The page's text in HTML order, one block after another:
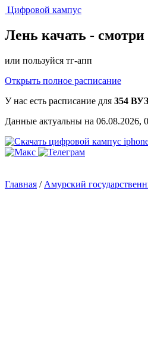
Цифровой кампус
Лень качать - смотри
или пользуйся тг-апп
Открыть полное расписание
У нас есть расписание для 354
Данные актуальны на 06.08.2026,
Главная / Амурский